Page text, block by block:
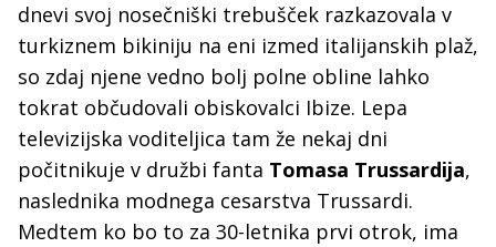
dnevi svoj nosečniški trebušček razkazovala v
turkiznem bikiniju na eni izmed italijanskih plaž,
so zdaj njene vedno bolj polne obline lahko
tokrat občudovali obiskovalci Ibize. Lepa
televizijska voditeljica tam že nekaj dni
počitnikuje v družbi fanta Tomasa Trussardija,
naslednika modnega cesarstva Trussardi.
Medtem ko bo to za 30-letnika prvi otrok, ima